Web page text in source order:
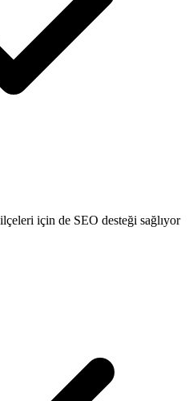
için de SEO desteği sağlıyor